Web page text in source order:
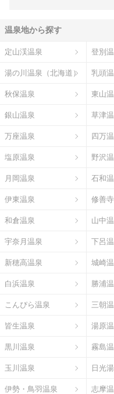
温泉地から探す
定山渓温泉 登別
湯の川温泉（北海道） 乳頭
秋保温泉 東山
銀山温泉 草津
万座温泉 四万
塩原温泉 野沢
月岡温泉 石和
伊東温泉 修善
和倉温泉 山中
宇奈月温泉 下呂
新穂高温泉 城崎
白浜温泉 勝浦
こんぴら温泉 三朝
皆生温泉 湯原
黒川温泉 霧島
玉川温泉 日光
伊勢・鳥羽温泉 志摩